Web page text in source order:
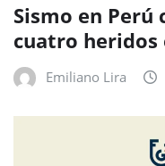
Sismo en Perú
cuatro heridos
Emiliano Lira